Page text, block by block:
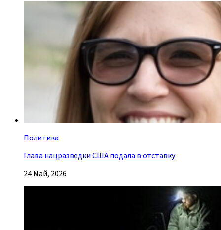
Политика
Глава нацразведки США подала в отставку
24 Май, 2026